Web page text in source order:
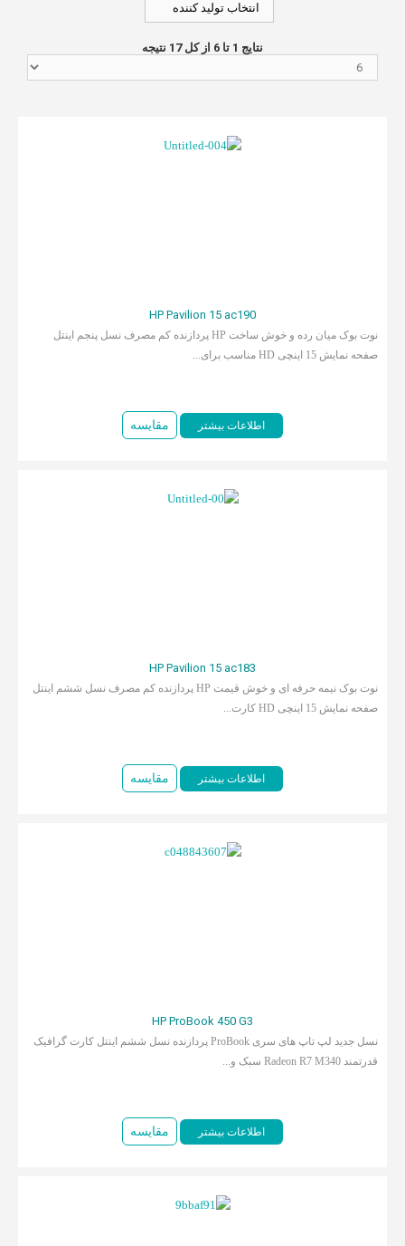
انتخاب تولید کننده
نتایج 1 تا 6 از کل 17 نتیجه
HP Pavilion 15 ac190
نوت بوک میان رده و خوش ساخت HP پردازنده کم مصرف نسل پنجم اینتل
صفحه نمایش 15 اینچی HD مناسب برای...
اطلاعات بیشتر مقایسه
HP Pavilion 15 ac183
نوت بوک نیمه حرفه ای و خوش قیمت HP پردازنده کم مصرف نسل ششم اینتل
صفحه نمایش 15 اینچی HD کارت...
اطلاعات بیشتر مقایسه
HP ProBook 450 G3
نسل جدید لپ تاپ های سری ProBook پردازنده نسل ششم اینتل کارت گرافیک
قدرتمند Radeon R7 M340 سبک و...
اطلاعات بیشتر مقایسه